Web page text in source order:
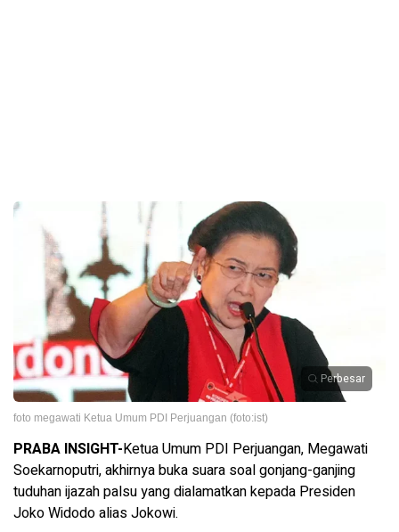
Perbesar
foto megawati Ketua Umum PDI Perjuangan (foto:ist)
PRABA INSIGHT-Ketua Umum PDI Perjuangan, Megawati
Soekarnoputri, akhirnya buka suara soal gonjang-ganjing
tuduhan ijazah palsu yang dialamatkan kepada Presiden
Joko Widodo alias Jokowi.